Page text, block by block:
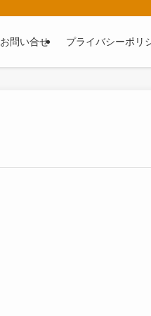
お問い合せ プライバシーポリ